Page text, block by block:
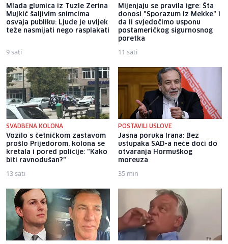
Mlada glumica iz Tuzle Zerina
Mujkić šaljivim snimcima
osvaja publiku: Ljude je uvijek
teže nasmijati nego rasplakati
9 sati
Mijenjaju se pravila igre: Šta
donosi "Sporazum iz Mekke" i
da li svjedočimo usponu
postameričkog sigurnosnog
poretka
11 sati
SVADBENA KOLONA
Vozilo s četničkom zastavom
prošlo Prijedorom, kolona se
kretala i pored policije: "Kako
biti ravnodušan?"
13 sati
POSTAVILI USLOVE
Jasna poruka Irana: Bez
ustupaka SAD-a neće doći do
otvaranja Hormuškog
moreuza
35 min